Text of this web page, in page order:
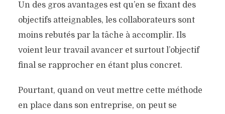
Un des gros avantages est qu’en se fixant des
objectifs atteignables, les collaborateurs sont
moins rebutés par la tâche à accomplir. Ils
voient leur travail avancer et surtout l’objectif
final se rapprocher en étant plus concret.
Pourtant, quand on veut mettre cette méthode
en place dans son entreprise, on peut se